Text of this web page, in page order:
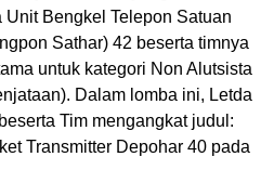
Bengkel Telepon Satuan
Sathar) 42 beserta timnya
untuk kategori Non Alutsista
Dalam lomba ini, Letda
Tim mengangkat judul:
Transmitter Depohar 40 pada